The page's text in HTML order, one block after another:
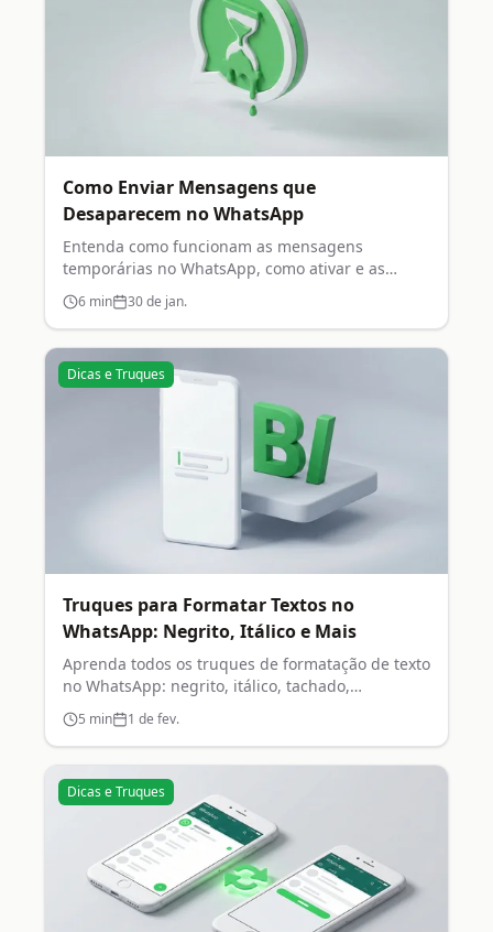
Como Enviar Mensagens que
Desaparecem no WhatsApp
Entenda como funcionam as mensagens
temporárias no WhatsApp, como ativar e as
opções de duração disponíveis.
6 min 30 de jan.
Dicas e Truques
Truques para Formatar Textos no
WhatsApp: Negrito, Itálico e Mais
Aprenda todos os truques de formatação de texto
no WhatsApp: negrito, itálico, tachado,
monoespaçado e listas.
5 min 1 de fev.
Dicas e Truques